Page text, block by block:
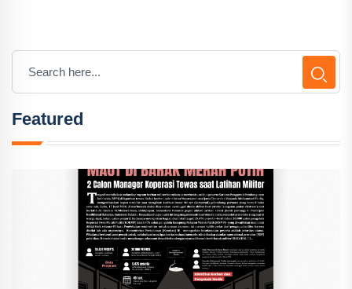
Featured